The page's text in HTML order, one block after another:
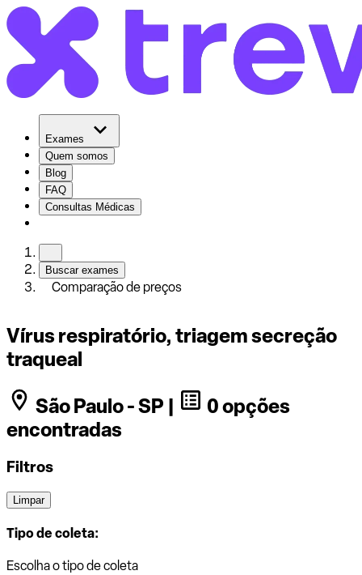
Exames
Quem somos
Blog
FAQ
Consultas Médicas
Buscar exames
Comparação de preços
Vírus respiratório, triagem secreção
traqueal
São Paulo - SP |
0 opções
encontradas
Filtros
Limpar
Tipo de coleta:
Escolha o tipo de coleta